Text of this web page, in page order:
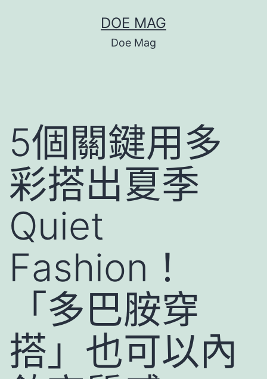
DOE MAG
Doe Mag
5個關鍵用多
彩搭出夏季
Quiet
Fashion！
「多巴胺穿
搭」也可以內